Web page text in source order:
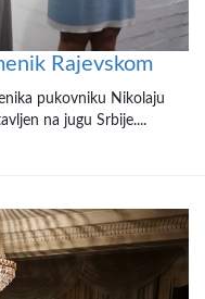
Rajevskom
pukovniku Nikolaju
na jugu Srbije....